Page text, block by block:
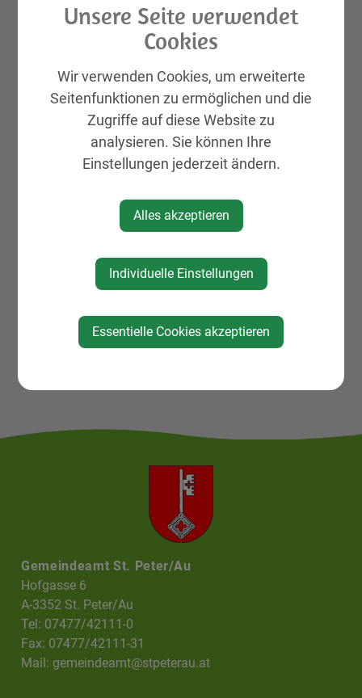
Gemeindeamt St. Peter/Au
Hofgasse 6
A-3352 St. Peter/Au
Tel: 07477/42111-0
Fax: 07477/42111-31
Mail:gemeindeamt@stpeterau.at
Unsere Seite verwendet
Cookies
Wir verwenden Cookies, um erweiterte
Seitenfunktionen zu ermöglichen und die
Zugriffe auf diese Website zu
analysieren. Sie können Ihre
Einstellungen jederzeit ändern.
Alles akzeptieren
Individuelle Einstellungen
Essentielle Cookies akzeptieren